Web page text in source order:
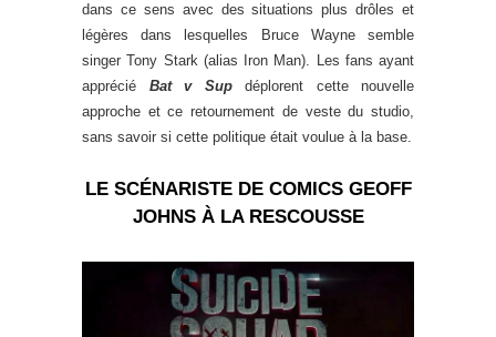
dans ce sens avec des situations plus drôles et
légères dans lesquelles Bruce Wayne semble
singer Tony Stark (alias Iron Man). Les fans ayant
apprécié Bat v Supdéplorent cette nouvelle
approche et ce retournement de veste du studio,
sans savoir si cette politique était voulue à la base.
LE SCÉNARISTE DE COMICS GEOFF
JOHNS À LA RESCOUSSE